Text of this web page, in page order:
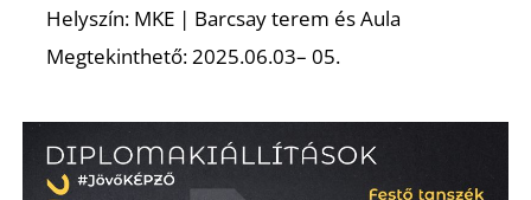
Helyszín: MKE | Barcsay terem és Aula
Megtekinthető: 2025.06.03– 05.